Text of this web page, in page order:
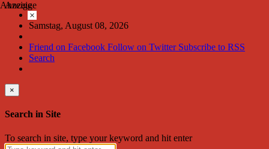
Samstag, August 08, 2026
Friend on Facebook Follow on Twitter Subscribe to RSS
Search
×
Search in Site
To search in site, type your keyword and hit enter
Anzeige
×
Anzeige